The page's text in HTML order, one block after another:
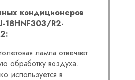
кондиционеров
18HNF303/R2-
лампа отвечает
обработку воздуха.
используется в